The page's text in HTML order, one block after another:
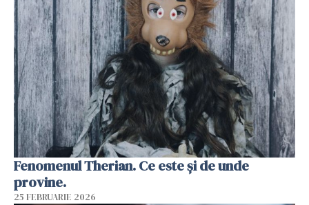
Fenomenul Therian. Ce este și de unde
provine.
25 FEBRUARIE 2026